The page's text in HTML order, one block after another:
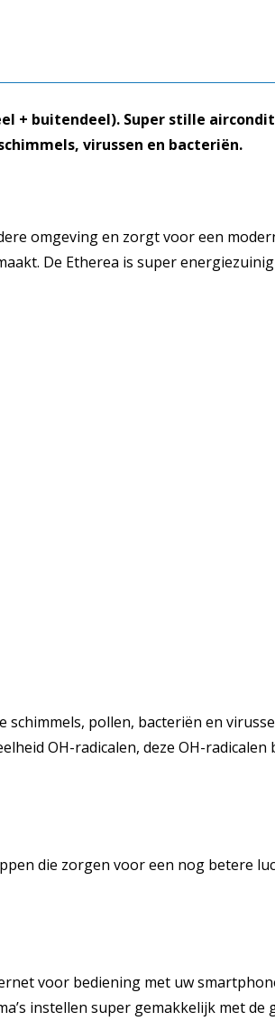
aantal
+ buitendeel). Super stille
virussen en bacteriën.
omgeving en zorgt voor een
De Etherea is super
pollen, bacteriën en
OH-radicalen, deze OH-
die zorgen voor een nog betere
voor bediening met uw
instellen super gemakkelijk met